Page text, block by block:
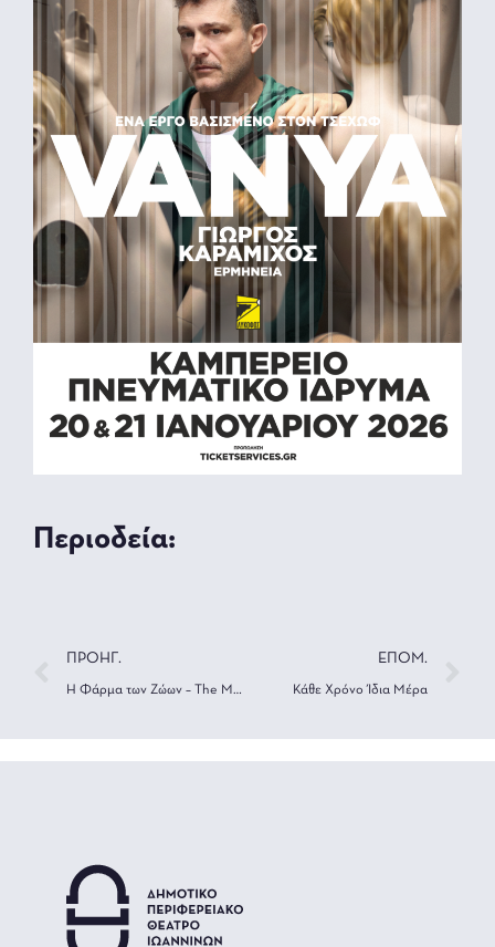
Περιοδεία:
ΠΡΟΗΓ.
Η Φάρμα των Ζώων – The Musical
ΕΠΟΜ.
Κάθε Χρόνο Ίδια Μέρα